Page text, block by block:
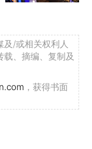
及/或相关权利人
、摘编、复制及
，获得书面